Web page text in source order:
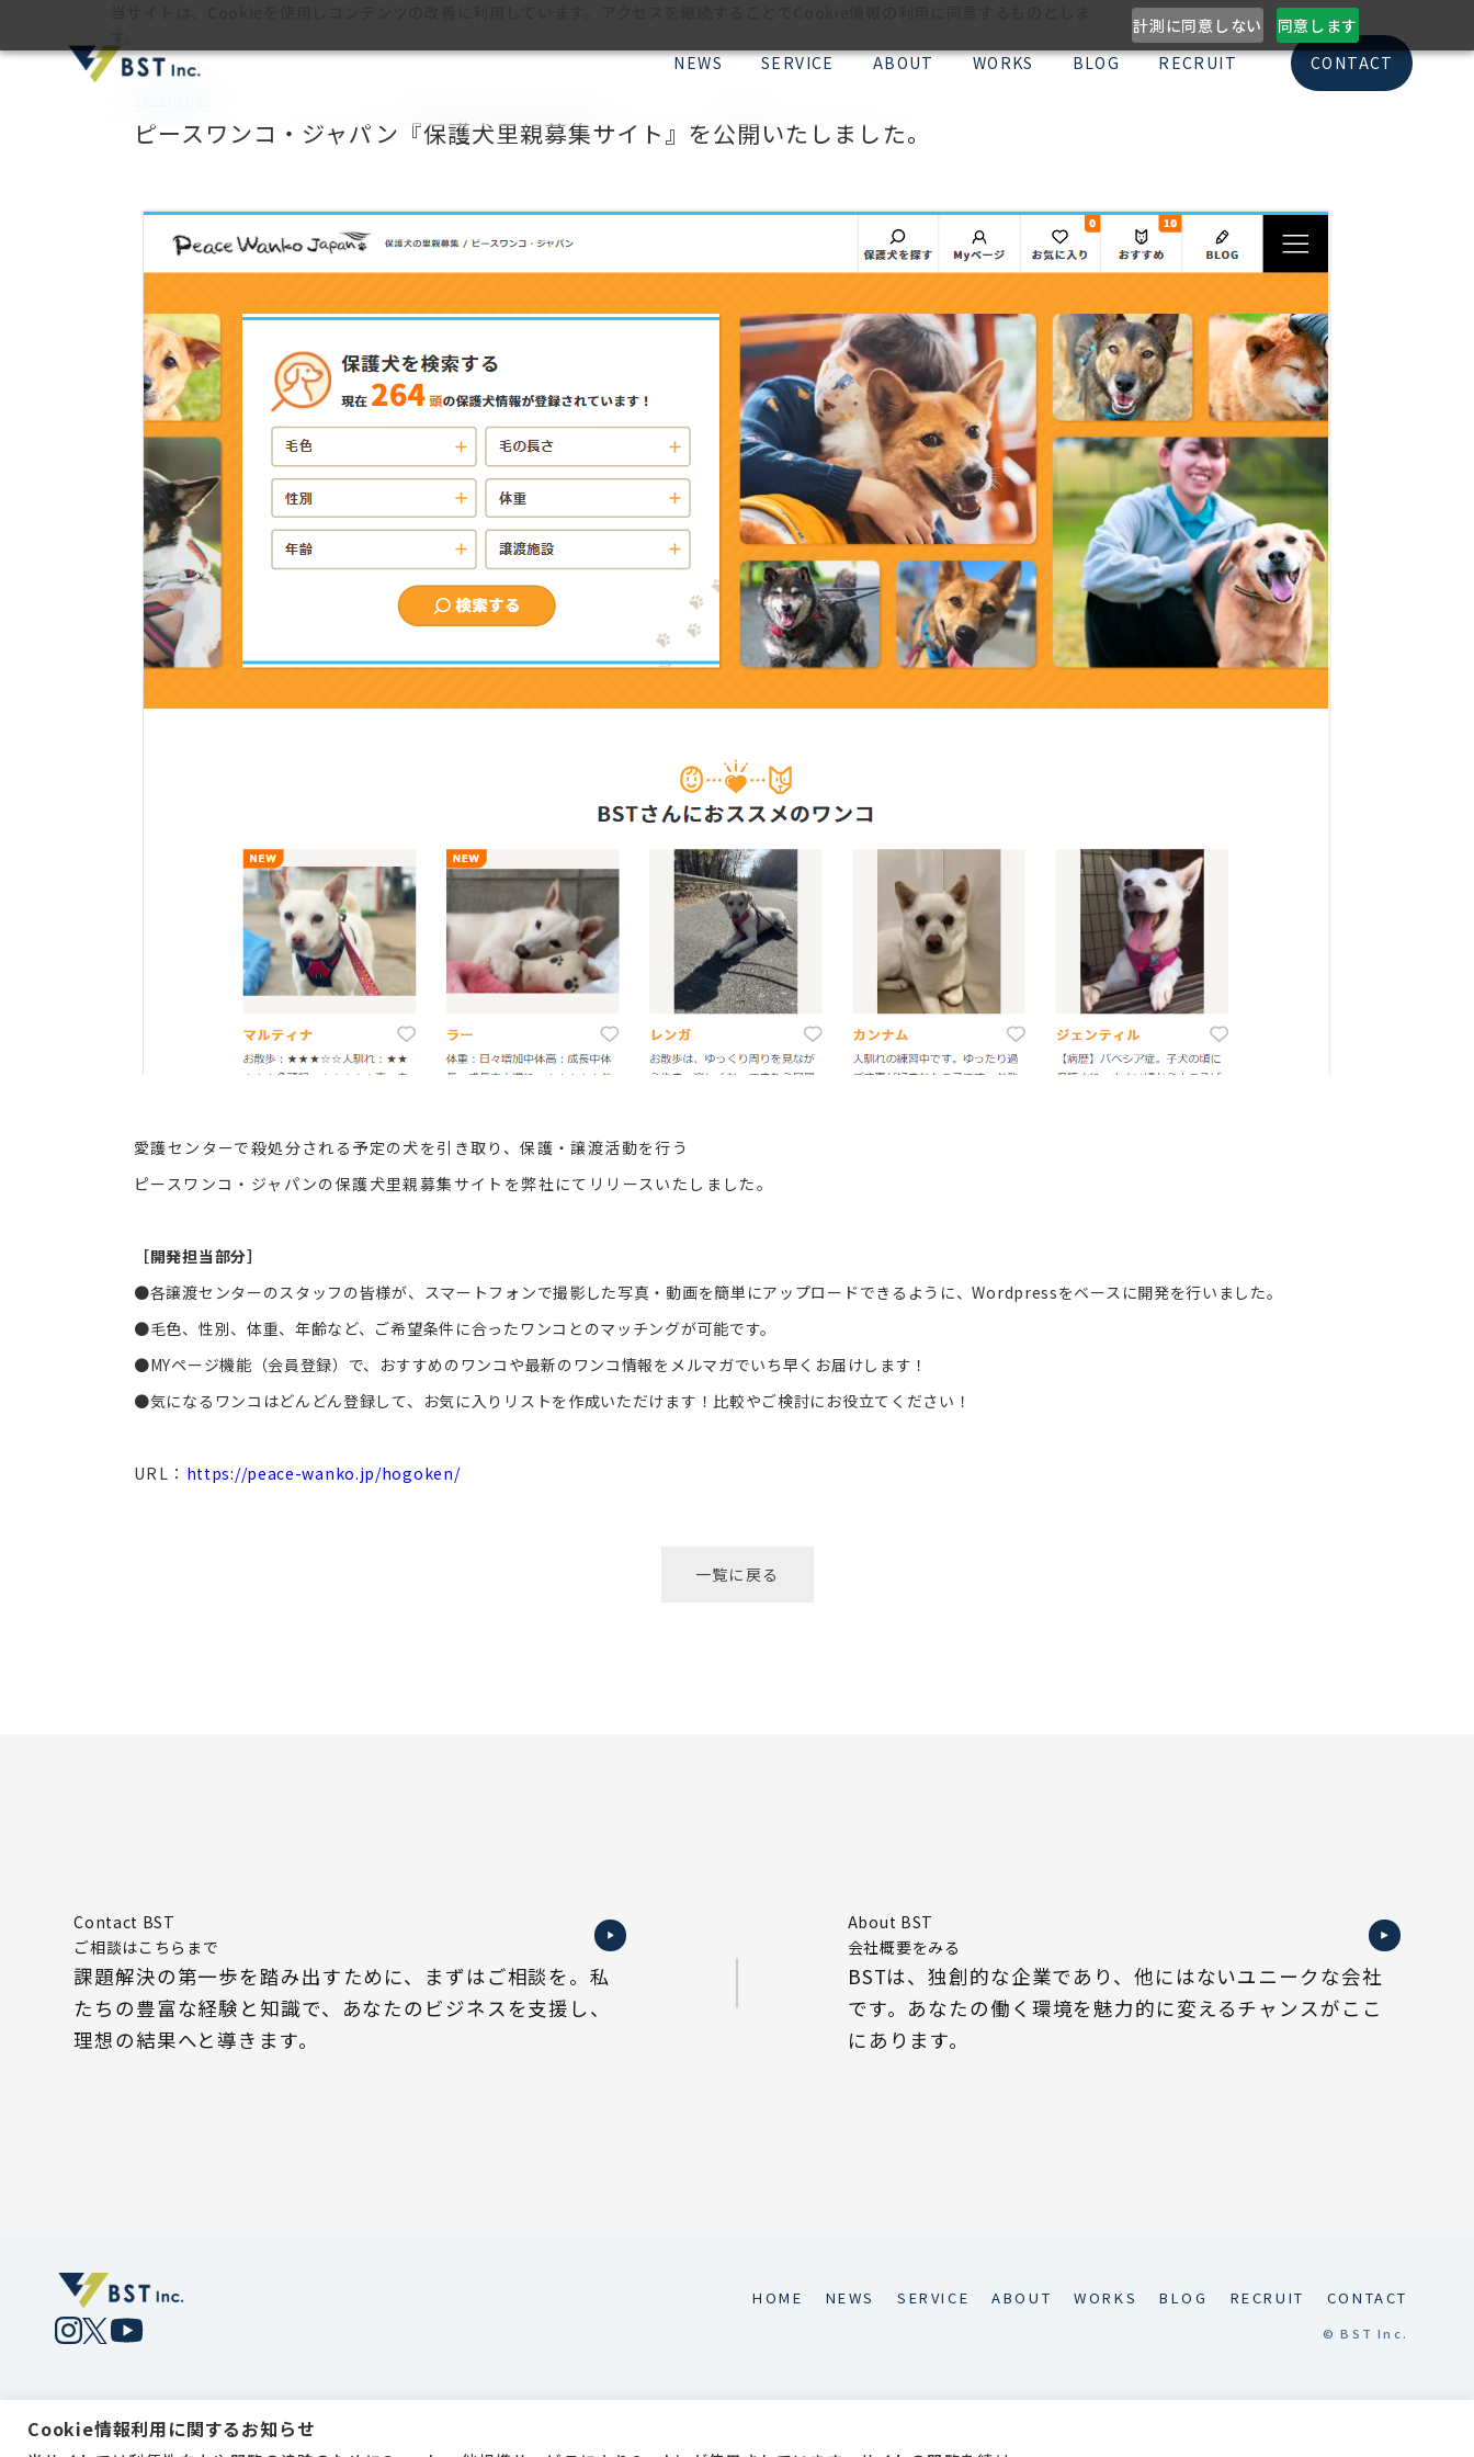
計測に同意しない
同意します
NEWS
SERVICE ABOUT WORKS BLOG RECRUIT CONTACT
ピースワンコ・ジャパン『保護犬里親募集サイト』を公開いたしました。
愛護センターで殺処分される予定の犬を引き取り、保護・譲渡活動を行う
ピースワンコ・ジャパンの保護犬里親募集サイトを弊社にてリリースいたしました。
［開発担当部分］
●各譲渡センターのスタッフの皆様が、スマートフォンで撮影した写真・動画を簡単にアップロードできるように、Wordpressをベースに開発を行いました。
●毛色、性別、体重、年齢など、ご希望条件に合ったワンコとのマッチングが可能です。
●MYページ機能（会員登録）で、おすすめのワンコや最新のワンコ情報をメルマガでいち早くお届けします！
●気になるワンコはどんどん登録して、お気に入りリストを作成いただけます！比較やご検討にお役立てください！
URL： https://peace-wanko.jp/hogoken/
一覧に戻る
Contact BST
ご相談はこちらまで
課題解決の第一歩を踏み出すために、まずはご相談を。私
たちの豊富な経験と知識で、あなたのビジネスを支援し、
理想の結果へと導きます。
About BST
会社概要をみる
BSTは、独創的な企業であり、他にはないユニークな会社
です。あなたの働く環境を魅力的に変えるチャンスがここ
にあります。
HOME NEWS SERVICE ABOUT WORKS BLOG RECRUIT CONTACT
© BST Inc.
Cookie情報利用に関するお知らせ